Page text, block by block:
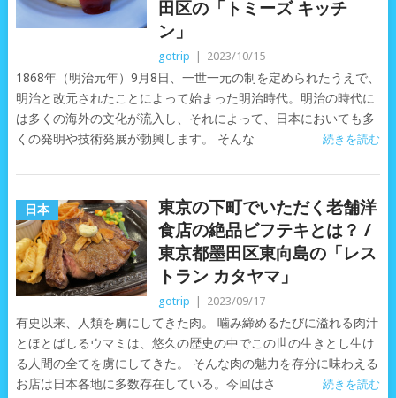
田区の「トミーズ キッチ
ン」
gotrip 2023/10/15
1868年（明治元年）9月8日、一世一元の制を定められたうえで、
明治と改元されたことによって始まった明治時代。明治の時代に
は多くの海外の文化が流入し、それによって、日本においても多
くの発明や技術発展が勃興します。 そんな
続きを読む
日本
東京の下町でいただく老舗洋
食店の絶品ビフテキとは？ /
東京都墨田区東向島の「レス
トラン カタヤマ」
gotrip 2023/09/17
有史以来、人類を虜にしてきた肉。 噛み締めるたびに溢れる肉汁
とほとばしるウマミは、悠久の歴史の中でこの世の生きとし生け
る人間の全てを虜にしてきた。 そんな肉の魅力を存分に味わえる
お店は日本各地に多数存在している。今回はさ
続きを読む